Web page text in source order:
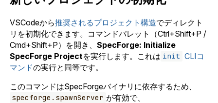
VSCodeから推奨されるプロジェクト構造でディレクト
リを初期化できます。コマンドパレット（Ctrl+Shift+P /
Cmd+Shift+P）を開き、 SpecForge: Initialize
SpecForge Projectを実行します。これは init CLIコ
マンドの実行と同等です。
このコマンドはSpecForgeバイナリに依存するため、
specforge.spawnServer が有効で、